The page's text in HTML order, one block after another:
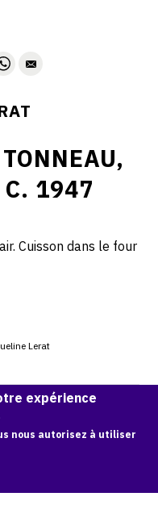
C. 1947
Cuisson dans le four
Lerat
bouteille, c. 1947
Lerat, OAM.ark:
expérience
nous autorisez à utiliser